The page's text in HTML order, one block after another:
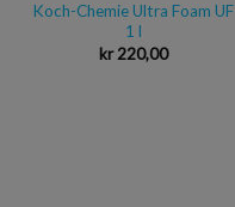
Koch-Chemie Ultra Foam UF
1 l
kr220,00